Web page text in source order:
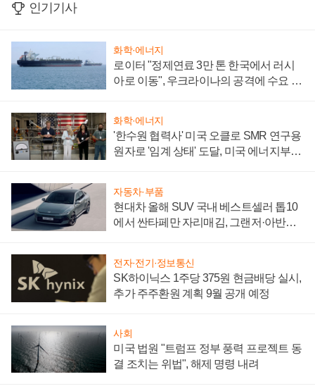
인기기사
화학·에너지
로이터 "정제연료 3만 톤 한국에서 러시
아로 이동", 우크라이나의 공격에 수요 늘
화학·에너지
'한수원 협력사' 미국 오클로 SMR 연구용
원자로 '임계 상태' 도달, 미국 에너지부
자동차·부품
현대차 올해 SUV 국내 베스트셀러 톱10
에서 싼타페만 자리매김, 그랜저·아반떼
전자·전기·정보통신
SK하이닉스 1주당 375원 현금배당 실시,
추가 주주환원 계획 9월 공개 예정
사회
미국 법원 "트럼프 정부 풍력 프로젝트 동
결 조치는 위법", 해제 명령 내려